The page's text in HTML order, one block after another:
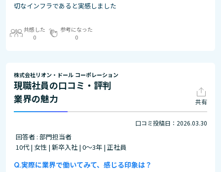
切なインフラであると実感しました
共感した
0
参考になった
0
株式会社リオン・ドール コーポレーション
現職社員の口コミ・評判
業界の魅力
共有
口コミ投稿日：2026.03.30
回答者 : 部門担当者
10代 | 女性 | 新卒入社 | 0～3年 | 正社員
実際に業界で働いてみて、感じる印象は？